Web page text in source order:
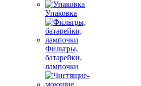
Упаковка
Фильтры,
батарейки,
лампочки